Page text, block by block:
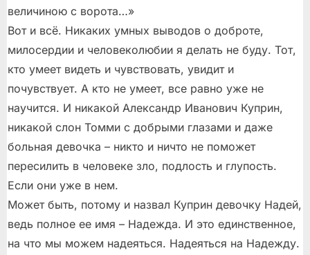
величиною с ворота…»
Вот и всё. Никаких умных выводов о доброте,
милосердии и человеколюбии я делать не буду. Тот,
кто умеет видеть и чувствовать, увидит и
почувствует. А кто не умеет, все равно уже не
научится. И никакой Александр Иванович Куприн,
никакой слон Томми с добрыми глазами и даже
больная девочка – никто и ничто не поможет
пересилить в человеке зло, подлость и глупость.
Если они уже в нем.
Может быть, потому и назвал Куприн девочку Надей,
ведь полное ее имя – Надежда. И это единственное,
на что мы можем надеяться. Надеяться на Надежду.